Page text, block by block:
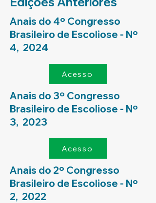
Anais do 4º Congresso
Brasileiro de Escoliose - Nº
4, 2024
Acesso
Anais do 3º Congresso
Brasileiro de Escoliose - Nº
3, 2023
Acesso
Anais do 2º Congresso
Brasileiro de Escoliose - Nº
2, 2022